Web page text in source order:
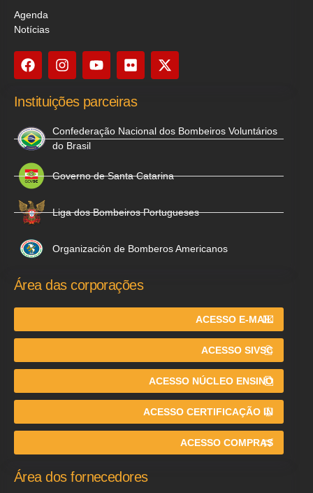
Agenda
Notícias
Instituições parceiras
Confederação Nacional dos Bombeiros Voluntários
do Brasil
Governo de Santa Catarina
Liga dos Bombeiros Portugueses
Organización de Bomberos Americanos
Área das corporações
ACESSO E-MAIL
ACESSO SIVSC
ACESSO NÚCLEO ENSINO
ACESSO CERTIFICAÇÃO IN
ACESSO COMPRAS
Área dos fornecedores